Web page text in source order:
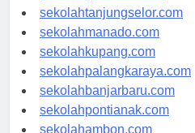
sekolahgorontalo.com
sekolahtanjungselor.com
sekolahmanado.com
sekolahkupang.com
sekolahpalangkaraya.com
sekolahbanjarbaru.com
sekolahpontianak.com